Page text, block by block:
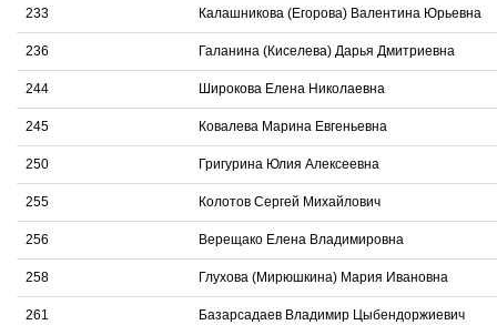
233 Калашникова (Егорова) Валентина Юрьевна
236 Галанина (Киселева) Дарья Дмитриевна
244 Широкова Елена Николаевна
245 Ковалева Марина Евгеньевна
250 Григурина Юлия Алексеевна
255 Колотов Сергей Михайлович
256 Верещако Елена Владимировна
258 Глухова (Мирюшкина) Мария Ивановна
261 Базарсадаев Владимир Цыбендоржиевич